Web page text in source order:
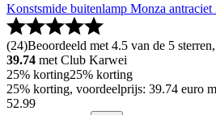
Konstsmide buitenlamp Monza antraciet
(24)Beoordeeld met 4.5 van de 5
39.74 met Club Karwei
25% korting25% korting
25% korting, voordeelprijs: 39.74 euro
52.99